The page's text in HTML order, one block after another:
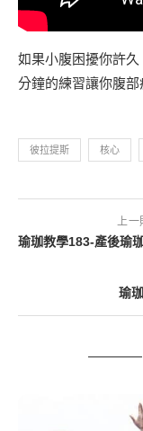
如果小腹困擾你許
分鐘的練習讓你腹部
彼拉提斯 核心
上一
瑜珈教學183-產後瑜
瑜